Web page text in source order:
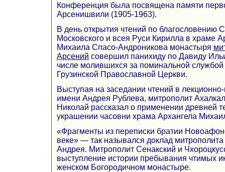
Конференция была посвящена памяти
Арсенишвили (1905-1963).
В день открытия чтений по благословению
Московского и всея Руси Кирилла в храме
Михаила Спасо-Андроникова монастыря
Арсений совершил панихиду по Давиду
числе молившихся за поминальной
Грузинской Православной Церкви.
Выступая на заседании чтений в
имени Андрея Рублева, митрополит
Николай рассказал о применении древней
украшении часовни храма Архангела
«Фрагменты из переписки братии
веке» — так назывался доклад митрополита
Андрея. Митрополит Сенакский и
выступление истории пребывания чтимых
женском Богородичном монастыре.